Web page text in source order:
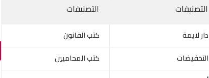
التصنيفات
دار لايمة
التخفيضات
التصنيفات
كتب القانون
كتب المحاميين